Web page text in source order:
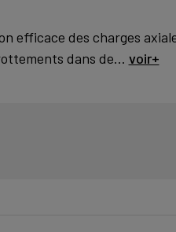
efficace des charges
dans de... voir+